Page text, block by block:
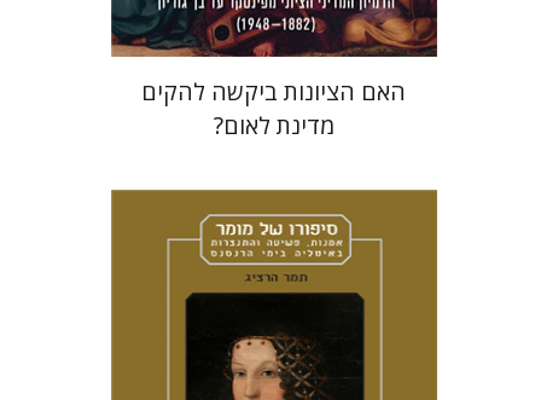
האם הציונות ביקשה להקים
מדינת לאום?
תמר הרציג
אמוץ גלעדי